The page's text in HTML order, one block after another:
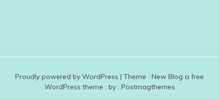
Proudly powered by WordPress | Theme : New Blog a free
WordPress theme : by : Postmagthemes